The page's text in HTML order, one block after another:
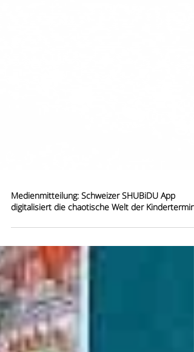
Medienmitteilung: Schweizer SHUBiDU App
digitalisiert die chaotische Welt der Kindertermine